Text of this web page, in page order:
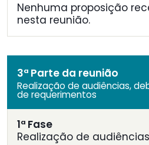
Nenhuma proposição
nesta reunião.
3ª Parte da reunião
Realização de audiências,
de requerimentos
1ª Fase
Realização de